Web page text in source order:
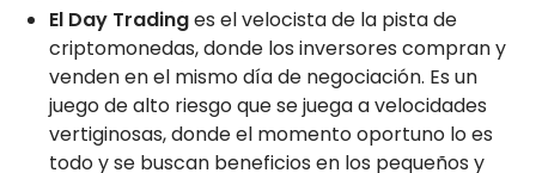
El Day Tradinges el velocista de la pista de
criptomonedas, donde los inversores compran y
venden en el mismo día de negociación. Es un
juego de alto riesgo que se juega a velocidades
vertiginosas, donde el momento oportuno lo es
todo y se buscan beneficios en los pequeños y